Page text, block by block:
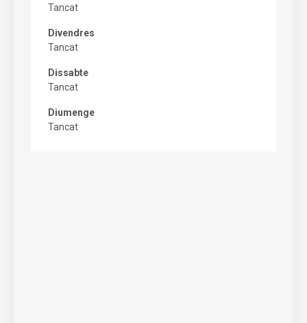
Tancat
Divendres
Tancat
Dissabte
Tancat
Diumenge
Tancat